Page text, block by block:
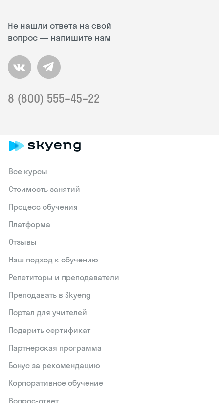
Не нашли ответа на свой
вопрос — напишите нам
8 (800) 555–45–22
Все курсы
Стоимость занятий
Процесс обучения
Платформа
Отзывы
Наш подход к обучению
Репетиторы и преподаватели
Преподавать в Skyeng
Портал для учителей
Подарить сертификат
Партнерская программа
Бонус за рекомендацию
Корпоративное обучение
Вопрос-ответ